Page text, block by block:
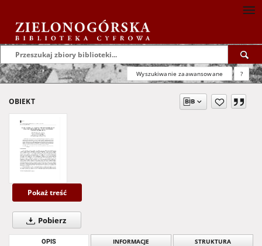
Wyszukiwanie zaawansowane ?
OBIEKT
Pokaż treść
Pobierz
OPIS INFORMACJE STRUKTURA